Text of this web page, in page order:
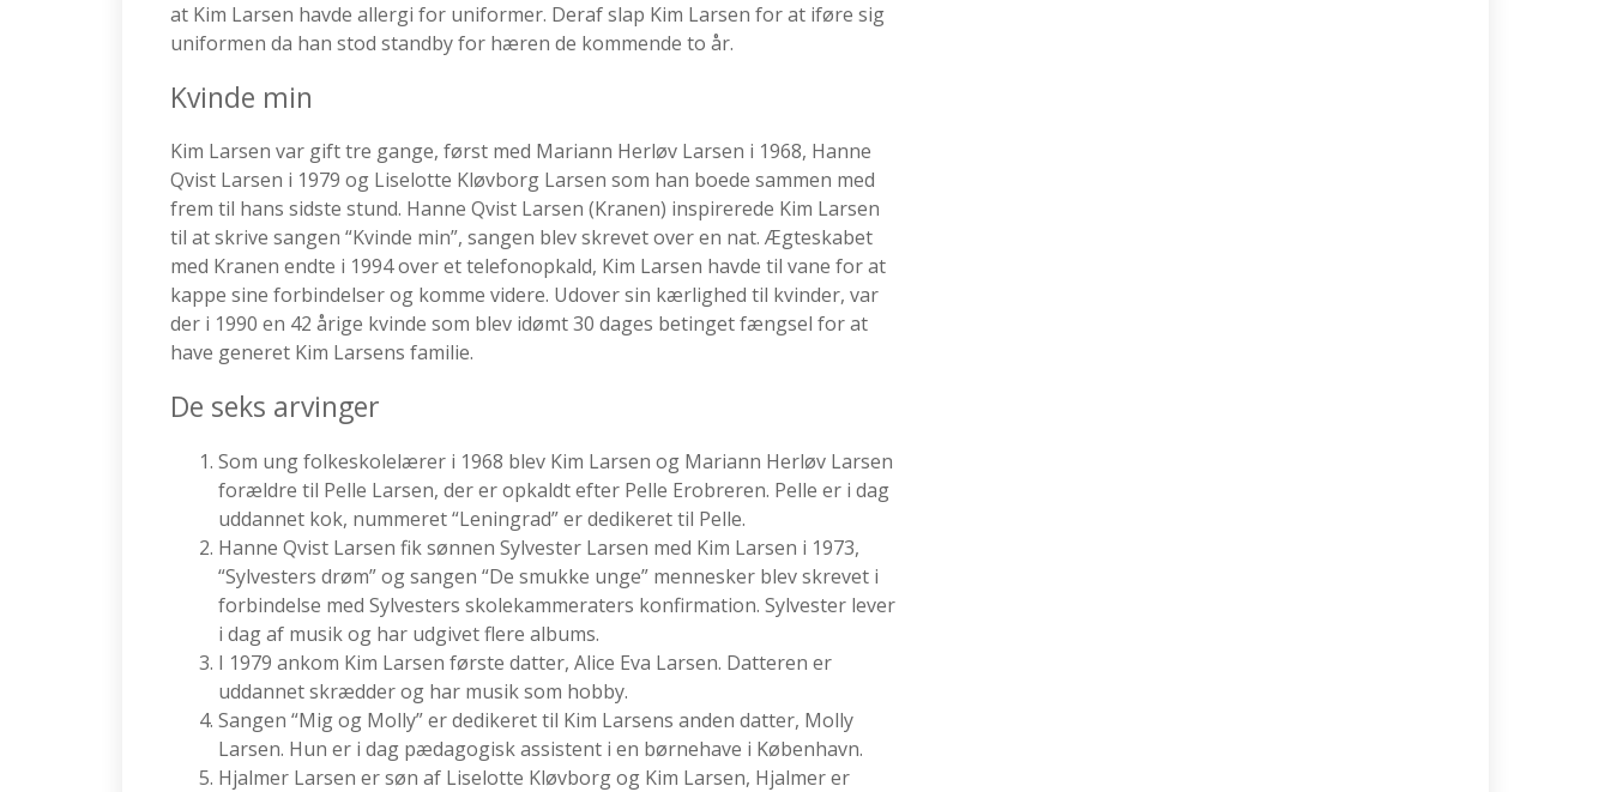
at Kim Larsen havde allergi for uniformer. Deraf slap Kim Larsen for at iføre sig
uniformen da han stod standby for hæren de kommende to år.
Kvinde min
Kim Larsen var gift tre gange, først med Mariann Herløv Larsen i 1968, Hanne
Qvist Larsen i 1979 og Liselotte Kløvborg Larsen som han boede sammen med
frem til hans sidste stund. Hanne Qvist Larsen (Kranen) inspirerede Kim Larsen
til at skrive sangen “Kvinde min”, sangen blev skrevet over en nat. Ægteskabet
med Kranen endte i 1994 over et telefonopkald, Kim Larsen havde til vane for at
kappe sine forbindelser og komme videre. Udover sin kærlighed til kvinder, var
der i 1990 en 42 årige kvinde som blev idømt 30 dages betinget fængsel for at
have generet Kim Larsens familie.
De seks arvinger
Som ung folkeskolelærer i 1968 blev Kim Larsen og Mariann Herløv Larsen
forældre til Pelle Larsen, der er opkaldt efter Pelle Erobreren. Pelle er i dag
uddannet kok, nummeret “Leningrad” er dedikeret til Pelle.
Hanne Qvist Larsen fik sønnen Sylvester Larsen med Kim Larsen i 1973,
“Sylvesters drøm” og sangen “De smukke unge” mennesker blev skrevet i
forbindelse med Sylvesters skolekammeraters konfirmation. Sylvester lever
i dag af musik og har udgivet flere albums.
I 1979 ankom Kim Larsen første datter, Alice Eva Larsen. Datteren er
uddannet skrædder og har musik som hobby.
Sangen “Mig og Molly” er dedikeret til Kim Larsens anden datter, Molly
Larsen. Hun er i dag pædagogisk assistent i en børnehave i København.
Hjalmer Larsen er søn af Liselotte Kløvborg og Kim Larsen, Hjalmer er